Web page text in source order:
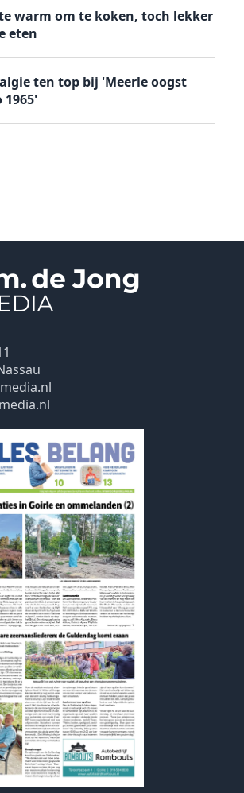
warm om te koken, toch lekker
eten
ten top bij 'Meerle oogst
1965'